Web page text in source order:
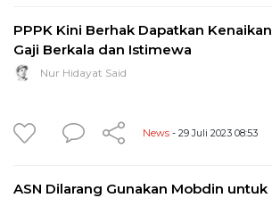
PPPK Kini Berhak Dapatkan Kenaikan
Gaji Berkala dan Istimewa
Nur Hidayat Said
News - 29 Juli 2023 08:53
ASN Dilarang Gunakan Mobdin untuk